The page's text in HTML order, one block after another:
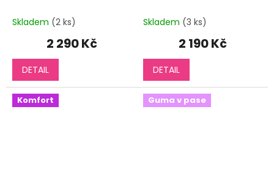
Skladem (2 ks)
2 290 Kč
DETAIL
Skladem (3 ks)
2 190 Kč
DETAIL
Komfort Guma v pase